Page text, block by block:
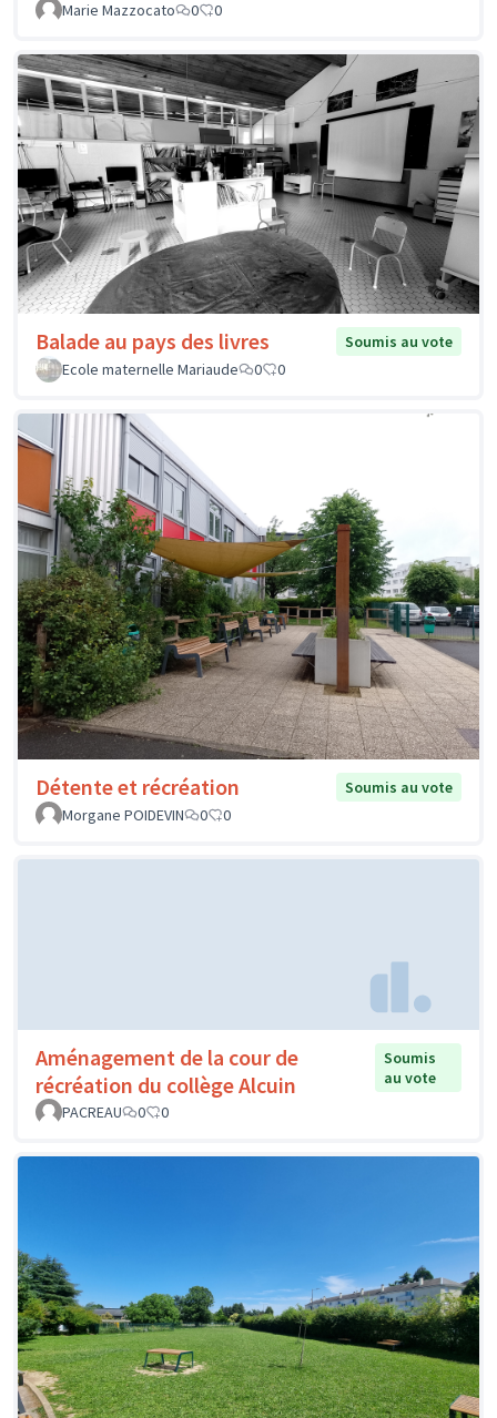
Marie Mazzocato 0 0
Balade au pays des livres
Soumis au vote
Ecole maternelle Mariaude
0 0
Détente et récréation
Soumis au vote
Morgane POIDEVIN
0 0
Aménagement de la cour de
récréation du collège Alcuin
Soumis
au vote
PACREAU
0 0